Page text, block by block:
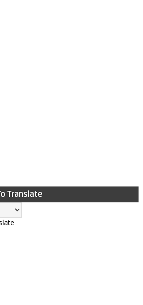
Translate